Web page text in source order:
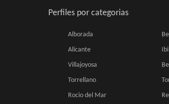
Perfiles por categorias
Alborada
Alicante Ibi
Villajoyosa
Torrellano
Rocio del Mar